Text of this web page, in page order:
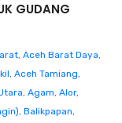
GUDANG
, Aceh Barat Daya,
, Aceh Tamiang,
, Agam, Alor,
, Balikpapan,